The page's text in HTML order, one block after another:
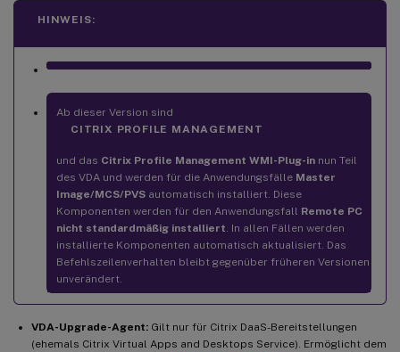
HINWEIS:
Ab dieser Version sind
CITRIX PROFILE MANAGEMENT
und das Citrix Profile Management WMI-Plug-in nun Teil
des VDA und werden für die Anwendungsfälle Master
Image/MCS/PVS automatisch installiert. Diese
Komponenten werden für den Anwendungsfall Remote PC
nicht standardmäßig installiert. In allen Fällen werden
installierte Komponenten automatisch aktualisiert. Das
Befehlszeilenverhalten bleibt gegenüber früheren Versionen
unverändert.
VDA-Upgrade-Agent: Gilt nur für Citrix DaaS-Bereitstellungen
(ehemals Citrix Virtual Apps and Desktops Service). Ermöglicht dem